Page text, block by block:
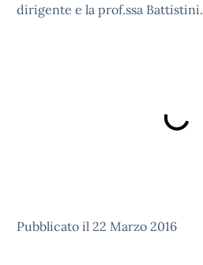
dirigente e la prof.ssa Battistini.
Pubblicato il 22 Marzo 2016